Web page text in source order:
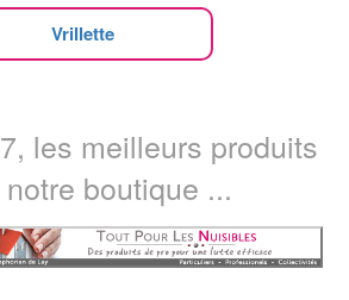
Vrillette
les meilleurs produits
boutique ...